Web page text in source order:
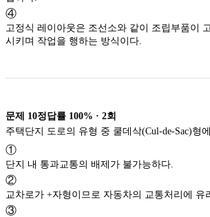
④
고정식 레이아웃은 조선소와 같이 조립부품이 고정된 장소에 있고 사람과 기
시키며 작업을 행하는 방식이다.
문제 10정답률 100% · 2회
①
단지 내 통과교통의 배제가 불가능하다.
②
③